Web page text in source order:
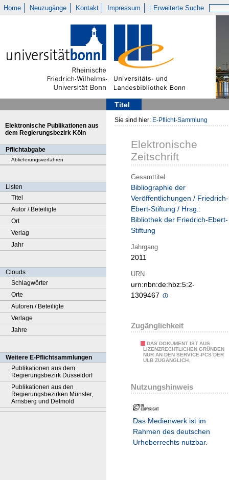
Home Neuzugänge Kontakt Impressum Erweiterte Suche
Titel
Elektronische Publikationen aus
dem Regierungsbezirk Köln
Pflichtabgabe
Ablieferungsverfahren
Listen
Titel
Autor / Beteiligte
Ort
Verlag
Jahr
Clouds
Schlagwörter
Orte
Autoren / Beteiligte
Verlage
Jahre
Weitere E-Pflichtsammlungen
Publikationen aus dem
Regierungsbezirk Düsseldorf
Publikationen aus den
Regierungsbezirken Münster,
Arnsberg und Detmold
Sie sind hier: E-Pflicht-Sammlung
Elektronische
Zeitschrift
Gesamttitel
Bibliographie der
Veröffentlichungen / Friedrich-
Ebert-Stiftung / Hrsg.:
Bibliothek der Friedrich-Ebert-
Stiftung
Jahrgang
2011
URN
urn:nbn:de:hbz:5:2-
1309467
Zugänglichkeit
DAS DOKUMENT IST AUS
LIZENZRECHTLICHEN GRÜNDEN
NUR AN DEN SERVICE-PCS DER
ULB ZUGÄNGLICH.
Nutzungshinweis
Das Medienwerk ist im
Rahmen des deutschen
Urheberrechts nutzbar.